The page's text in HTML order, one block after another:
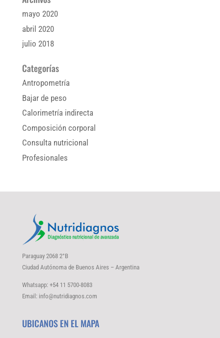
mayo 2020
abril 2020
julio 2018
Categorías
Antropometría
Bajar de peso
Calorimetría indirecta
Composición corporal
Consulta nutricional
Profesionales
Paraguay 2068 2°B
Ciudad Autónoma de Buenos Aires – Argentina
Whatsapp: +54 11 5700-8083
Email: info@nutridiagnos.com
UBICANOS EN EL MAPA